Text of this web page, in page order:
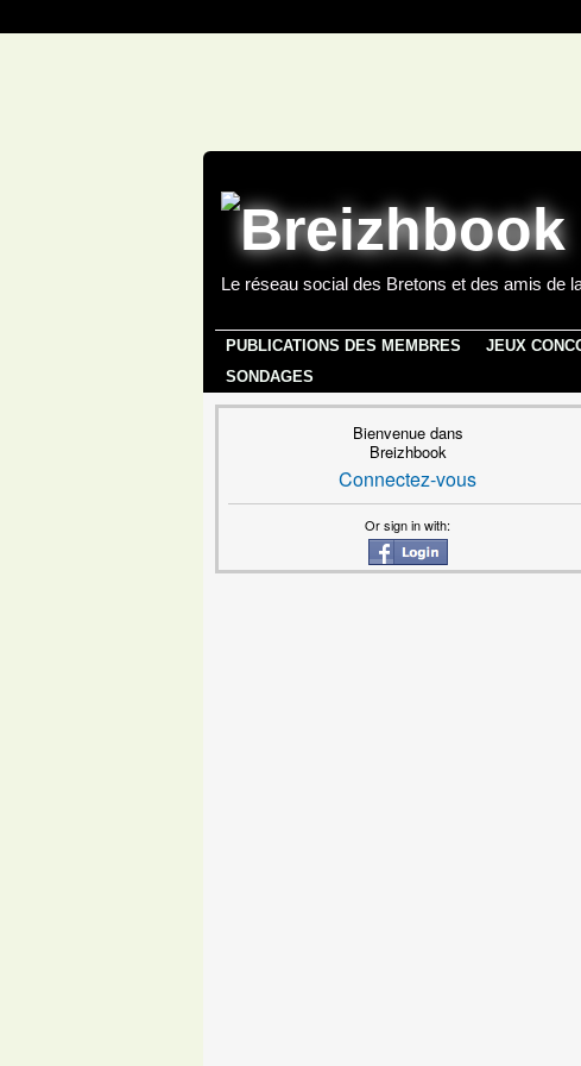
Le réseau social des Bretons et des amis de
PUBLICATIONS DES MEMBRES JEUX
SONDAGES
Bienvenue dans
Breizhbook
Connectez-vous
Or sign in with: